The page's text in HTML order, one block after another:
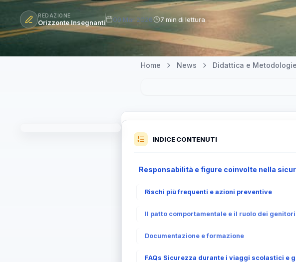
REDAZIONE
Orizzonte Insegnanti 09 Mar 2026 7 min di lettura
Home News Didattica e Metodologie
INDICE CONTENUTI
Responsabilità e figure coinvolte nella
Rischi più frequenti e azioni preventive
Il patto comportamentale e il ruolo dei genitori
Documentazione e formazione
FAQs Sicurezza durante i viaggi scolastici e